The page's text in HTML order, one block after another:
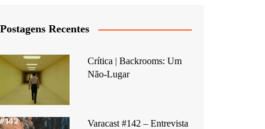
Postagens Recentes
Crítica | Backrooms: Um
Não-Lugar
Varacast #142 – Entrevista